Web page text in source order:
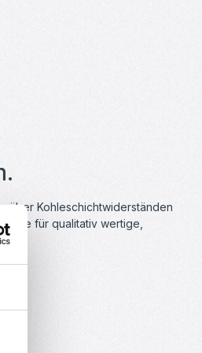
Kohleschichtwiderständen
sie für qualitativ wertige,